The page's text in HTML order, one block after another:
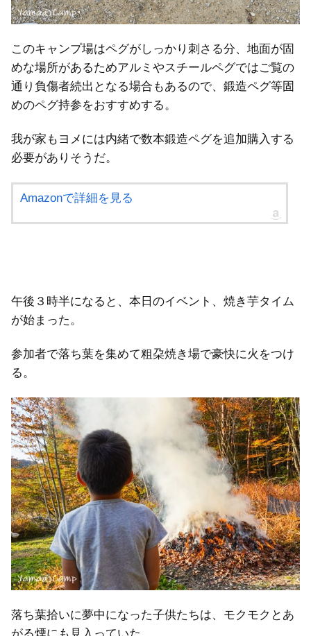
このキャンプ場はペグがしっかり刺さる分、地面が固
めな場所があるためアルミやスチールペグではご覧の
通り負傷者続出となる場合もあるので、鍛造ペグ等固
めのペグ持参をおすすめする。
我が家もヨメには内緒で数本鍛造ペグを追加購入する
必要がありそうだ。
Amazonで詳細を見る
午後３時半になると、本日のイベント、焼き芋タイム
が始まった。
参加者で落ち葉を集めて粗朶焼き場で豪快に火をつけ
る。
落ち葉拾いに夢中になった子供たちは、モクモクとあ